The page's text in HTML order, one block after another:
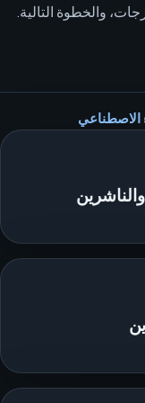
والخطوة التالية.
الاصطناعي